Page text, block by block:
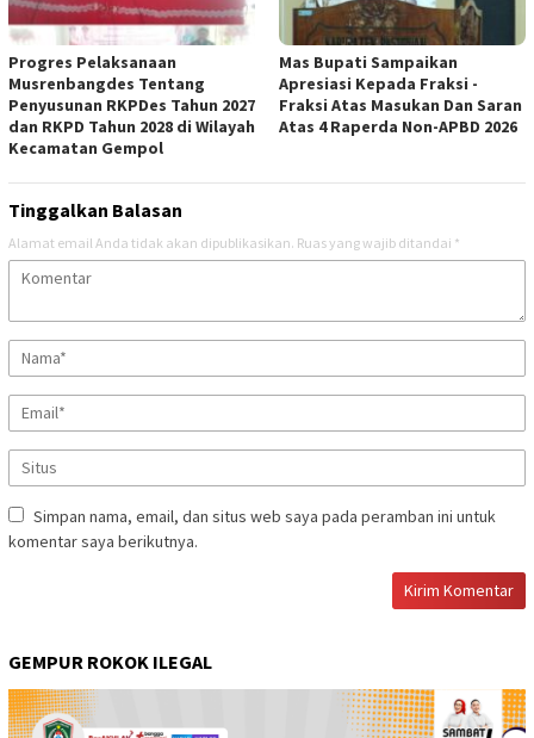
Progres Pelaksanaan
Musrenbangdes Tentang
Penyusunan RKPDes Tahun 2027
dan RKPD Tahun 2028 di Wilayah
Kecamatan Gempol
Mas Bupati Sampaikan
Apresiasi Kepada Fraksi -
Fraksi Atas Masukan Dan Saran
Atas 4 Raperda Non-APBD 2026
Tinggalkan Balasan
Alamat email Anda tidak akan dipublikasikan. Ruas yang wajib ditandai *
Simpan nama, email, dan situs web saya pada peramban ini untuk
komentar saya berikutnya.
GEMPUR ROKOK ILEGAL